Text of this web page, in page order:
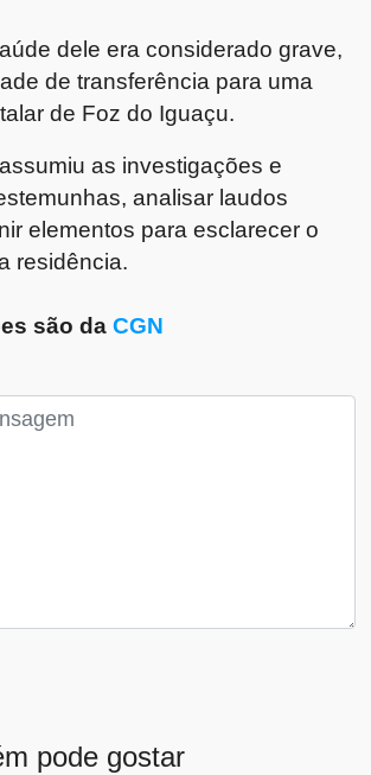
dele era considerado grave,
de transferência para uma
de Foz do Iguaçu.
as investigações e
analisar laudos
elementos para esclarecer o
residência.
são daCGN
pode gostar